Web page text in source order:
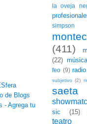
la oveja
simpson
(411)
(22) música
feo (9) radio
subjetivo (2)
saeta
sic (15)
teatro